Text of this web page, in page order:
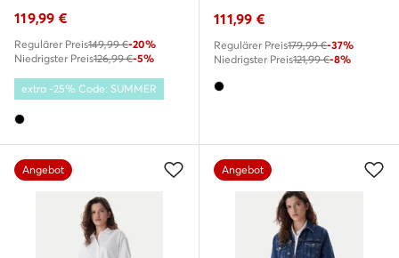
119,99 €
Regulärer Preis149,99 €-20%
Niedrigster Preis126,99 €-5%
extra -25% Code: SUMMER
111,99 €
Regulärer Preis179,99 €-37%
Niedrigster Preis121,99 €-8%
Angebot Angebot